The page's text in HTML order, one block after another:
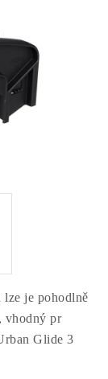
lze je pohodlně
vhodný pr
Glide 3